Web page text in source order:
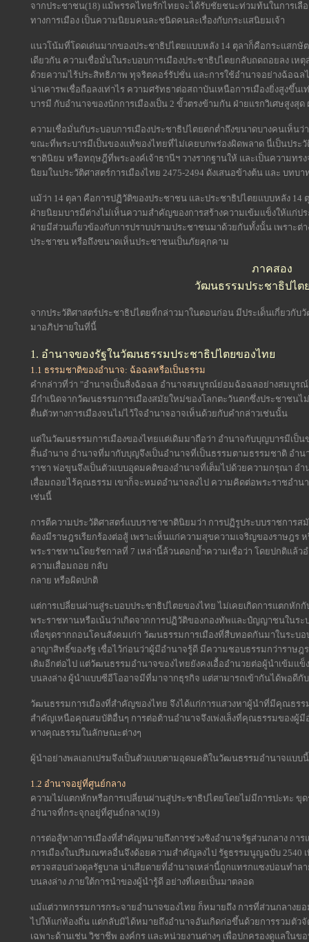
จากประชาชน(18) แม้พรรคไทยรักไทยจะได้รับชัยชนะท่วมท้นในการเ
ทางการเมือง เป็นความนิยมคนละชนิดคนละเรื่องกับกระแสนิยมเจ้า
แนวโน้มที่โดดเด่นมากของประชาธิปไตยแบบหลัง 14 ตุลาก็คือกระแสก
เดียวกัน ความเชื่อมั่นในระบอบการเมืองประชาธิปไตยกลับถดถอยลง เ
ด้วยความไร้ประสิทธิภาพ ทุจริตคอร์รัปชั่น และการใช้อำนาจอย่างฉ้อฉล
น่าเคารพเชื่อถือลงเท่าไร ความศรัทธาต่อสถาบันเหนือการเมืองยิ่งสูงขึ้
บารมี กับอำนาจของนักการเมืองเป็น 2 ขั้วตรงข้ามกัน ฝ่ายแรกวิเศษสูงสุ
ความเชื่อมั่นกับระบอบการเมืองประชาธิปไตยตกต่ำถึงขนาดบางคนเห็น
ขณะที่พระบารมีเป็นของแท้ของไทยที่ไม่เคยบกพร่องผิดพลาด นี่เป็นประ
ชาตินิยม หรือทฤษฎีที่พระองค์เจ้าธานีฯ วางรากฐานให้ และเป็นความทร
นิยมในประวัติศาสตร์การเมืองไทย 2475-2494 ดังเสนอข้างต้น และ บท
แม้ว่า 14 ตุลา คือการปฏิวัติของประชาชน และประชาธิปไตยแบบหลัง
ฝ่ายนิยมบารมีต่างไม่เห็นความสำคัญของการสร้างความเข้มแข็งให้แก่ปร
ฝ่ายมีส่วนเกี่ยวข้องกับการปราบปรามประชาชนมาด้วยกันทั้งนั้น เพราะต่
ประชาชน หรือถึงขนาดเห็นประชาชนเป็นภัยคุกคาม
ภาคสอง
วัฒนธรรมประชาธิปไต
จากประวัติศาสตร์ประชาธิปไตยที่กล่าวมาในตอนก่อน มีประเด็นเกี่ยวกั
มาอภิปรายในที่นี้
1. อำนาจของรัฐในวัฒนธรรมประชาธิปไตยของไทย
1.1 ธรรมชาติของอำนาจ: ฉ้อฉลหรือเป็นธรรม
คำกล่าวที่ว่า "อำนาจเป็นสิ่งฉ้อฉล อำนาจสมบูรณ์ย่อมฉ้อฉลอย่างสมบูรณ์"
มีกำเนิดจากวัฒนธรรมการเมืองสมัยใหม่ของโลกตะวันตกซึ่งประชาชน
ตื่นตัวทางการเมืองจนไม่ไว้ใจอำนาจอาจเห็นด้วยกับคำกล่าวเช่นนั้น
แต่ในวัฒนธรรมการเมืองของไทยแต่เดิมมาถือว่า อำนาจกับบุญบารมีเ
สิ้นอำนาจ อำนาจที่มากับบุญจึงเป็นอำนาจที่เป็นธรรมตามธรรมชาติ อำ
ราชา พ่อขุนจึงเป็นตัวแบบอุดมคติของอำนาจที่เต็มไปด้วยความกรุณา อ
เสื่อมถอยไร้คุณธรรม เขาก็จะหมดอำนาจลงไป ความคิดต่อพระราชอำ
เช่นนี้
การตีความประวัติศาสตร์แบบราชาชาตินิยมว่า การปฏิรูประบบราชการส
ต้องมีราษฎรเรียกร้องต่อสู้ เพราะเห็นแก่ความสุขความเจริญของราษฎร
พระราชทานโดยรัชกาลที่ 7 เหล่านี้ล้วนตอกย้ำความเชื่อว่า โดยปกติแล้ว
ความเสื่อมถอย กลับ
กลาย หรือผิดปกติ
แต่การเปลี่ยนผ่านสู่ระบอบประชาธิปไตยของไทย ไม่เคยเกิดการแตกหัก
พระราชทานหรือเน้นว่าเกิดจากการปฏิวัติของกองทัพและปํญญาชนในระ
เพื่อขุดรากถอนโคนสังคมเก่า วัฒนธรรมการเมืองที่สืบทอดกันมาในระบ
อาญาสิทธิ์ของรัฐ เชื่อไว้ก่อนว่าผู้มีอำนาจรู้ดี มีความชอบธรรมกว่าราษ
เดิมอีกต่อไป แต่วัฒนธรรมอำนาจของไทยยังคงเอื้ออำนวยต่อผู้นำเข้มแ
บนลงล่าง ผู้นำแบบซีอีโออาจมีที่มาจากธุรกิจ แต่สามารถเข้ากันได้พอดี
วัฒนธรรมการเมืองที่สำคัญของไทย จึงได้แก่การแสวงหาผู้นำที่มีคุณธร
สำคัญเหนือคุณสมบัติอื่นๆ การต่อต้านอำนาจจึงเพ่งเล็งที่คุณธรรมของผู้มี
ทางคุณธรรมในลักษณะต่างๆ
ผู้นำอย่างพลเอกเปรมจึงเป็นตัวแบบตามอุดมคติในวัฒนธรรมอำนาจแบบนี้
1.2 อำนาจอยู่ที่ศูนย์กลาง
ความไม่แตกหักหรือการเปลี่ยนผ่านสู่ประชาธิปไตยโดยไม่มีการปะทะ ขุ
อำนาจที่กระจุกอยู่ที่ศูนย์กลาง(19)
การต่อสู้ทางการเมืองที่สำคัญหมายถึงการช่วงชิงอำนาจรัฐส่วนกลาง กา
การเมืองในปริมณฑลอื่นจึงด้อยความสำคัญลงไป รัฐธรรมนูญฉบับ 2540
ตรวจสอบถ่วงดุลรัฐบาล น่าเสียดายที่อำนาจเหล่านี้ถูกแทรกแซงบ่อนทำล
บนลงล่าง ภายใต้การนำของผู้นำรู้ดี อย่างที่เคยเป็นมาตลอด
แม้แต่วาทกรรมการกระจายอำนาจของไทย ก็หมายถึง การที่ส่วนกลาง
ไปให้แก่ท้องถิ่น แต่กลับมิได้หมายถึงอำนาจอันเกิดก่อขึ้นด้วยการรวมตั
เฉพาะด้านเช่น วิชาชีพ องค์กร และหน่วยงานต่างๆ เพื่อปกครองดูแลใน